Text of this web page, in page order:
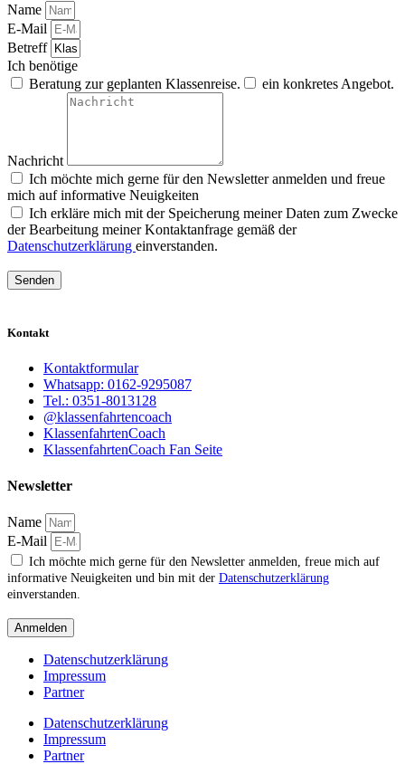
Name
E-Mail
Betreff
Ich benötige
Beratung zur geplanten Klassenreise.
ein konkretes Angebot.
Nachricht
Ich möchte mich gerne für den Newsletter anmelden und freue
mich auf informative Neuigkeiten
Ich erkläre mich mit der Speicherung meiner Daten zum Zwecke
der Bearbeitung meiner Kontaktanfrage gemäß der
Datenschutzerklärung einverstanden.
Senden
Kontakt
Kontaktformular
Whatsapp: 0162-9295087
Tel.: 0351-8013128
@klassenfahrtencoach
KlassenfahrtenCoach
KlassenfahrtenCoach Fan Seite
Newsletter
Name
E-Mail
Ich möchte mich gerne für den Newsletter anmelden, freue mich auf
informative Neuigkeiten und bin mit der Datenschutzerklärung
einverstanden.
Anmelden
Datenschutzerklärung
Impressum
Partner
Datenschutzerklärung
Impressum
Partner